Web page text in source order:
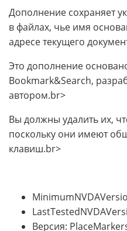
Дополнение сохраняет
в файлах, чье имя
адресе текущего
Это дополнение
Bookmark&Search,
автором.br>
Вы должны удалить их,
поскольку они имеют
клавиш.br>
Версия: